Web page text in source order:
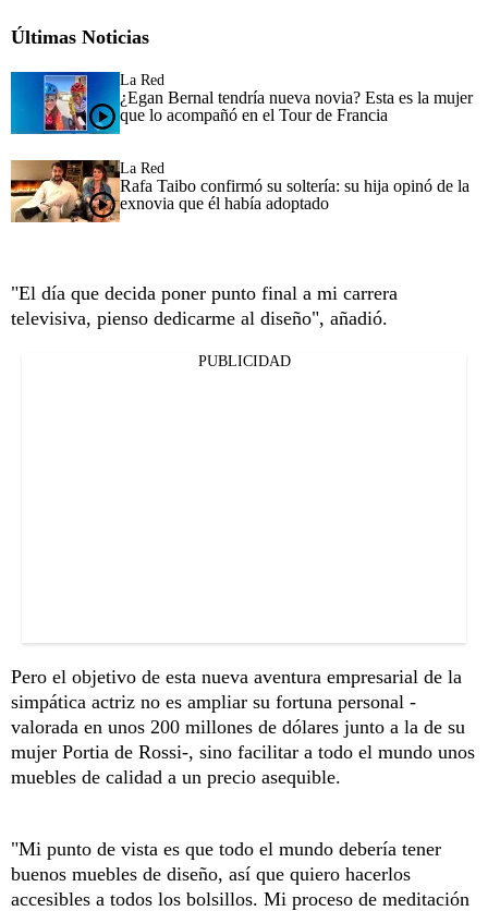
Últimas Noticias
La Red
¿Egan Bernal tendría nueva novia? Esta es la mujer
que lo acompañó en el Tour de Francia
La Red
Rafa Taibo confirmó su soltería: su hija opinó de la
exnovia que él había adoptado
"El día que decida poner punto final a mi carrera
televisiva, pienso dedicarme al diseño", añadió.
PUBLICIDAD
Pero el objetivo de esta nueva aventura empresarial de la
simpática actriz no es ampliar su fortuna personal -
valorada en unos 200 millones de dólares junto a la de su
mujer Portia de Rossi-, sino facilitar a todo el mundo unos
muebles de calidad a un precio asequible.
"Mi punto de vista es que todo el mundo debería tener
buenos muebles de diseño, así que quiero hacerlos
accesibles a todos los bolsillos. Mi proceso de meditación